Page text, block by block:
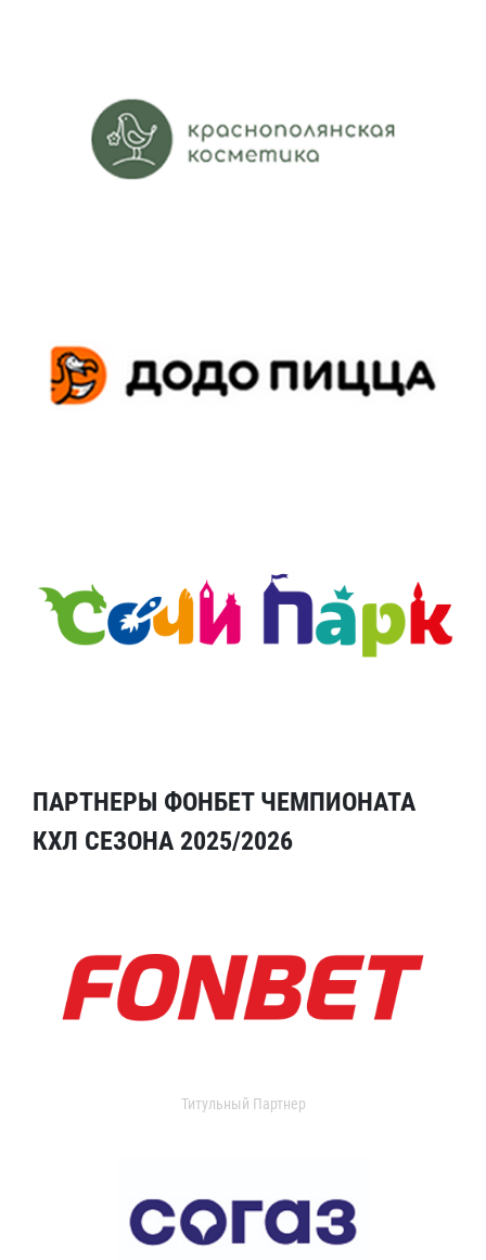
ПАРТНЕРЫ ФОНБЕТ ЧЕМПИОНАТА
КХЛ СЕЗОНА 2025/2026
Титульный Партнер